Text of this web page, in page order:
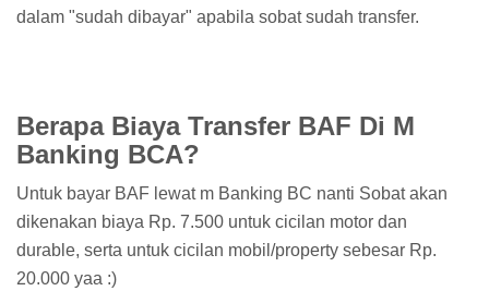
dalam "sudah dibayar" apabila sobat sudah transfer.
Berapa Biaya Transfer BAF Di M
Banking BCA?
Untuk bayar BAF lewat m Banking BC nanti Sobat akan
dikenakan biaya Rp. 7.500 untuk cicilan motor dan
durable, serta untuk cicilan mobil/property sebesar Rp.
20.000 yaa :)